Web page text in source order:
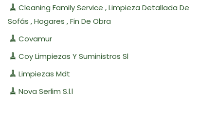
🧹 Cleaning Family Service , Limpieza Detallada De
Sofás , Hogares , Fin De Obra
🧹 Covamur
🧹 Coy Limpiezas Y Suministros Sl
🧹 Limpiezas Mdt
🧹 Nova Serlim S.l.l